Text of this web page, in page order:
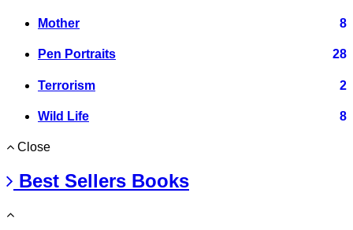
Mother 8
Pen Portraits 28
Terrorism 2
Wild Life 8
Close
Best Sellers Books